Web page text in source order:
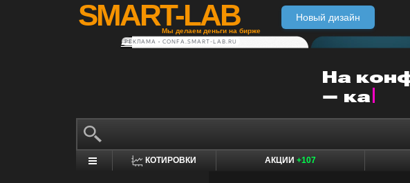
SMART-LAB
Мы делаем деньги на бирже
Новый дизайн
РЕКЛАМА • CONFA.SMART-LAB.RU
КОТИРОВКИ АКЦИИ +107